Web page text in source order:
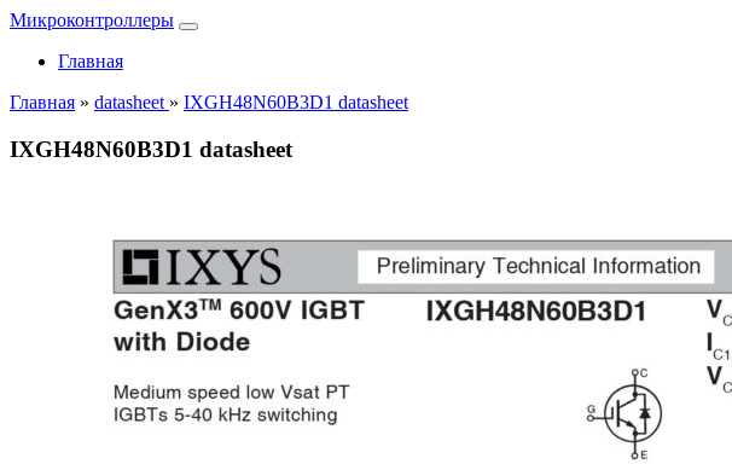
Микроконтроллеры
Главная
Главная » datasheet » IXGH48N60B3D1 datasheet
IXGH48N60B3D1 datasheet